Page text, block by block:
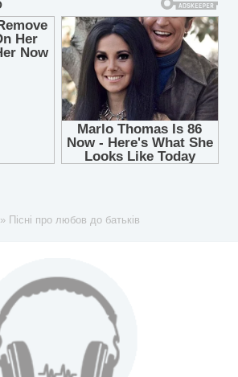
» Пісні про любов до батьків